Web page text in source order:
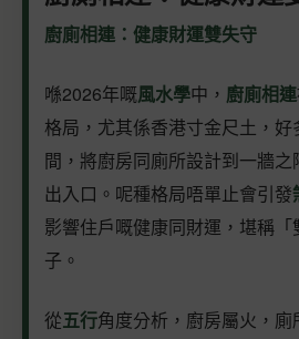
廚廁相連：健康財運雙失守
喺2026年嘅風水學中， 廚廁相連
格局，尤其係香港寸金尺土，
間，將廚房同廁所設計到一牆
出入口。呢種格局唔單止會引發
影響住戶嘅健康同財運，堪稱
子。
從五行角度分析，廚房屬火，